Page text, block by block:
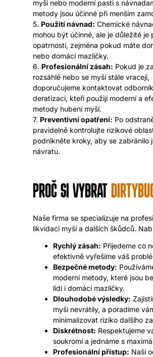
myši nebo moderní pasti s
metody jsou účinné při menším
5. Použití návnad: Chemické
mohou být účinné, ale je důležité je
opatrností, zejména pokud máte
nebo domácí mazlíčky.
6. Profesionální zásah: Pokud je
rozsáhlé nebo se myši stále vracejí,
doporučujeme kontaktovat
deratizaci, kteří použijí moderní a
metody hubení myší.
7. Preventivní opatření: Po
pravidelně kontrolujte rizikové
podnikněte kroky, aby se zabránilo
návratu.
PROČ SI VYBRAT
Naše firma se specializuje na
likvidaci myší a dalších škůdců.
Rychlý zásah: Přijedeme co
efektivně vyřešíme váš
Bezpečné metody:
moderní metody, které jsou
lidi i domácí mazlíčky.
Dlouhodobé výsledky:
myši nevrátily, a poradíme
minimalizovat riziko dalšího
Diskrétnost: Respektujeme
soukromí a jednáme s
Profesionální přístup: Naši